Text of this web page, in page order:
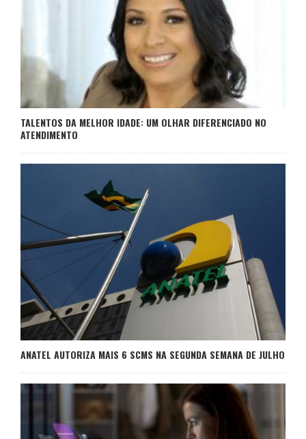
TALENTOS DA MELHOR IDADE: UM OLHAR DIFERENCIADO NO
ATENDIMENTO
ANATEL AUTORIZA MAIS 6 SCMS NA SEGUNDA SEMANA DE JULHO